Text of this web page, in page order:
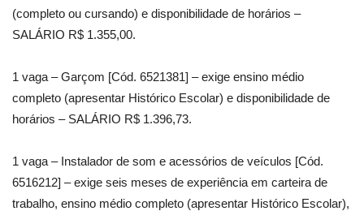
(completo ou cursando) e disponibilidade de horários –
SALÁRIO R$ 1.355,00.
1 vaga – Garçom [Cód. 6521381] – exige ensino médio
completo (apresentar Histórico Escolar) e disponibilidade de
horários – SALÁRIO R$ 1.396,73.
1 vaga – Instalador de som e acessórios de veículos [Cód.
6516212] – exige seis meses de experiência em carteira de
trabalho, ensino médio completo (apresentar Histórico Escolar),